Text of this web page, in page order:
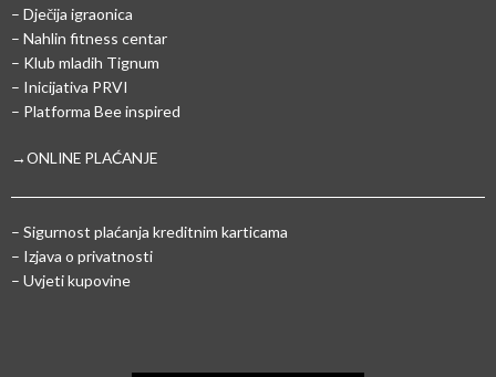
– Dječija igraonica
– Nahlin fitness centar
– Klub mladih Tignum
– Inicijativa PRVI
– Platforma Bee inspired
→ONLINE PLAĆANJE
– Sigurnost plaćanja kreditnim karticama
– Izjava o privatnosti
– Uvjeti kupovine